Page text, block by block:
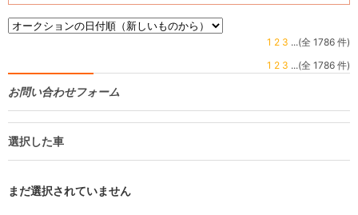
1 2 3 ...(全 1786 件)
1 2 3 ...(全 1786 件)
お問い合わせフォーム
選択した車
まだ選択されていません